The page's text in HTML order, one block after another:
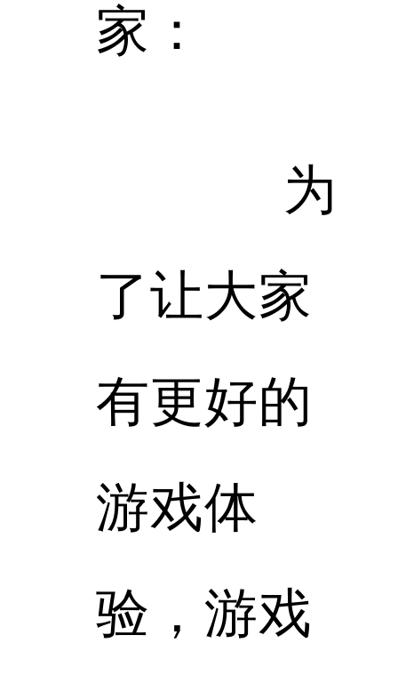
家：
为
了让大家
有更好的
游戏体
验，游戏